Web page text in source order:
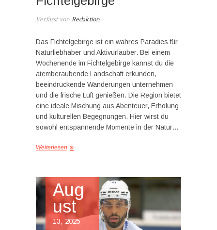
Verfasst von Redaktion
Das Fichtelgebirge ist ein wahres Paradies für
Naturliebhaber und Aktivurlauber. Bei einem
Wochenende im Fichtelgebirge kannst du die
atemberaubende Landschaft erkunden,
beeindruckende Wanderungen unternehmen
und die frische Luft genießen. Die Region bietet
eine ideale Mischung aus Abenteuer, Erholung
und kulturellen Begegnungen. Hier wirst du
sowohl entspannende Momente in der Natur…
Weiterlesen
Aug
ust
13, 2025